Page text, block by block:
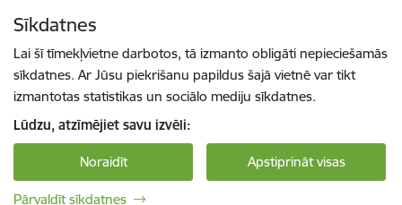
Sīkdatnes
Lai šī tīmekļvietne darbotos, tā izmanto obligāti nepieciešamās
sīkdatnes. Ar Jūsu piekrišanu papildus šajā vietnē var tikt
izmantotas statistikas un sociālo mediju sīkdatnes.
Lūdzu, atzīmējiet savu izvēli:
Noraidīt Apstiprināt visas
Pārvaldīt sīkdatnes